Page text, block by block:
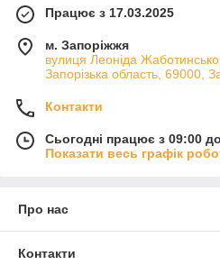
Працює з 17.03.2025
м. Запоріжжя
вулиця Леоніда
Запорізька область, 69000,
Контакти
Сьогодні працює з 09:00
Показати весь графік
Про нас
Контакти